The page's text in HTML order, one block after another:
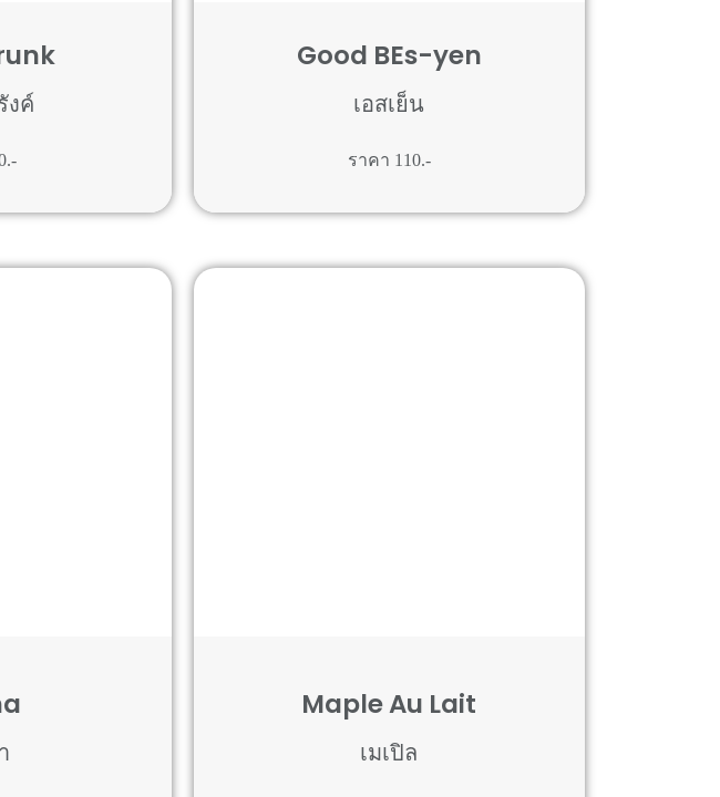
งค์
Good BEs-yen
เอสเย็น
ราคา 110.-
Maple Au Lait
เมเปิล